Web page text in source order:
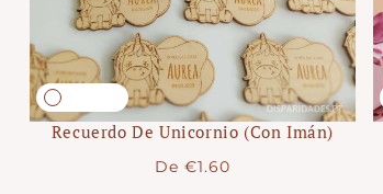
Recuerdo De Unicornio (con Imán)
Precio
De €1.60